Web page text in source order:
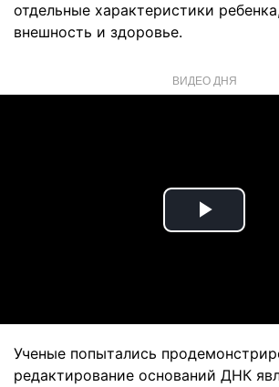
отдельные характеристики
внешность и здоровье.
ВИДЕО ДНЯ
Play
Ученые попытались
редактирование оснований ДНК